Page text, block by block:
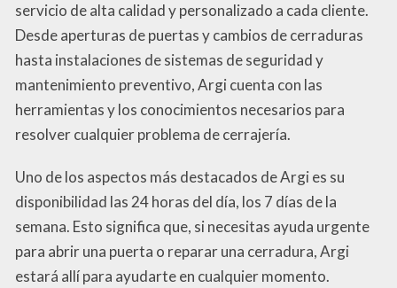
servicio de alta calidad y personalizado a cada cliente.
Desde aperturas de puertas y cambios de cerraduras
hasta instalaciones de sistemas de seguridad y
mantenimiento preventivo, Argi cuenta con las
herramientas y los conocimientos necesarios para
resolver cualquier problema de cerrajería.
Uno de los aspectos más destacados de Argi es su
disponibilidad las 24 horas del día, los 7 días de la
semana. Esto significa que, si necesitas ayuda urgente
para abrir una puerta o reparar una cerradura, Argi
estará allí para ayudarte en cualquier momento.